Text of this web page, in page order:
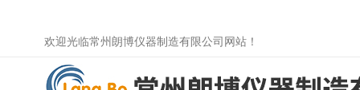
欢迎光临常州朗博仪器制造有限公司网站！